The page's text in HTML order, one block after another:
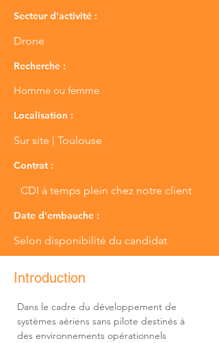
Secteur d'activité :
Drone
Recherche :
Homme ou femme
Localisation :
Sur site | Toulouse
Contrat :
CDI à temps plein chez notre client
Date d'embauche :
Selon disponibilité du candidat
Introduction
Dans le cadre du développement de
systèmes aériens sans pilote destinés à
des environnements opérationnels